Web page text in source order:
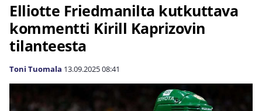
Elliotte Friedmanilta kutkuttava
kommentti Kirill Kaprizovin
tilanteesta
Toni Tuomala 13.09.202508:41